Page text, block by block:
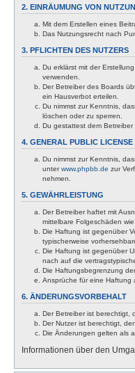
2. EINRÄUMUNG VON
Mit dem Erstellen eines
Das Nutzungsrecht nach
3. PFLICHTEN DES NUTZERS
Du erklärst mit der
verwenden.
Der Betreiber des Boards
ein Hausverbot erteilen.
Du nimmst zur Kenntnis,
löschen oder zu sperren.
Du gestattest dem
4. GENERAL PUBLIC LICENSE
Du nimmst zur Kenntnis,
unterwww.phpbb.de zur
nehmen.
5. GEWÄHRLEISTUNG
Der Betreiber haftet mit
mittelbare Folgeschäden
Die Haftung ist gegenüber
typischerweise
Die Haftung ist gegenüber
nach auf die
Die Haftungsbegrenzung
Ansprüche für eine Haftung
6. ÄNDERUNGSVORBEHALT
Der Betreiber ist berechtigt,
Der Nutzer ist berechtigt,
Die Änderungen gelten als
Informationen über den